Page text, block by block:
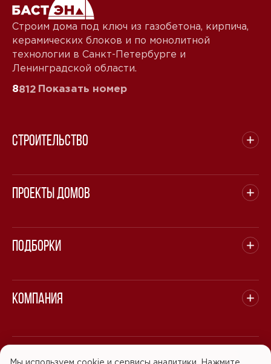
Строим дома под ключ из газобетона, кирпича,
керамических блоков и по монолитной
технологии в Санкт-Петербурге и
Ленинградской области.
8812 Показать номер
Строительство
Проекты домов
Подборки
Компания
© 2008 - 2026 ООО "БАСТЭН". Все права защищены.